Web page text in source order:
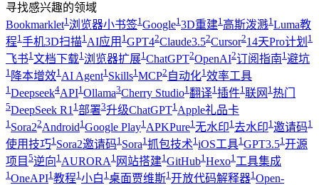
寻找感兴趣的领域
Bookmarklet1 浏览器小书签1 Google1 3D重建1 高斯泼溅1 Luma教
程1 手机3D扫描1 AI应用 1 GPT42Claude3.52Cursor214天Pro计划 1
飞书1 文档下载1 浏览器扩展1 ChatGPT2OpenAI2订阅指南1 避坑
1 降本增效1 AI Agent1 Skills1 MCP2 自动化1 效率工具
1 Deepseek4API1 Ollama3Cherry Studio1 翻译1 插件1 联网 1 热门
5DeepSeek R1 1 部署3升级ChatGPT1 Apple礼品卡
1 Sora22Android1 Google Play1 APKPure1 无水印1 去水印1 邀请码1
使用技巧1 Sora2邀请码1 Sora1 抓包技术1 iOS工具1 GPT3.51 开源
项目 5逆向1 AURORA 1 网站搭建1 GitHub1 Hexo1 工具集成
1 OneAPI1 教程1 小白 1 桌面贾维斯1 开放代码解释器1 Open-